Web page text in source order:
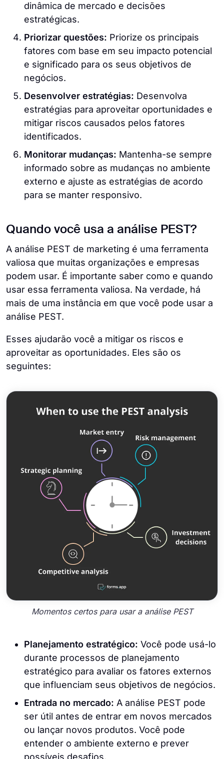
dinâmica de mercado e decisões
estratégicas.
Priorizar questões: Priorize os principais
fatores com base em seu impacto potencial
e significado para os seus objetivos de
negócios.
Desenvolver estratégias: Desenvolva
estratégias para aproveitar oportunidades e
mitigar riscos causados pelos fatores
identificados.
Monitorar mudanças: Mantenha-se sempre
informado sobre as mudanças no ambiente
externo e ajuste as estratégias de acordo
para se manter responsivo.
Quando você usa a análise PEST?
A análise PEST de marketing é uma ferramenta
valiosa que muitas organizações e empresas
podem usar. É importante saber como e quando
usar essa ferramenta valiosa. Na verdade, há
mais de uma instância em que você pode usar a
análise PEST.
Esses ajudarão você a mitigar os riscos e
aproveitar as oportunidades. Eles são os
seguintes:
Momentos certos para usar a análise PEST
Planejamento estratégico: Você pode usá-lo
durante processos de planejamento
estratégico para avaliar os fatores externos
que influenciam seus objetivos de negócios.
Entrada no mercado: A análise PEST pode
ser útil antes de entrar em novos mercados
ou lançar novos produtos. Você pode
entender o ambiente externo e prever
possíveis desafios.